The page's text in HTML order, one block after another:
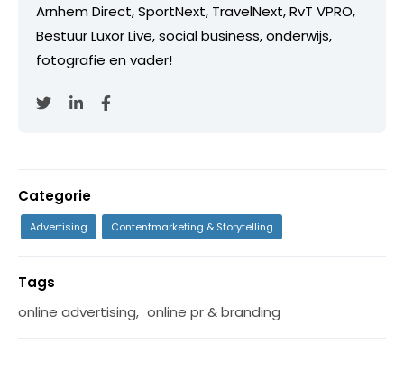
Arnhem Direct, SportNext, TravelNext, RvT VPRO,
Bestuur Luxor Live, social business, onderwijs,
fotografie en vader!
Categorie
Advertising Contentmarketing & Storytelling
Tags
online advertising, online pr & branding